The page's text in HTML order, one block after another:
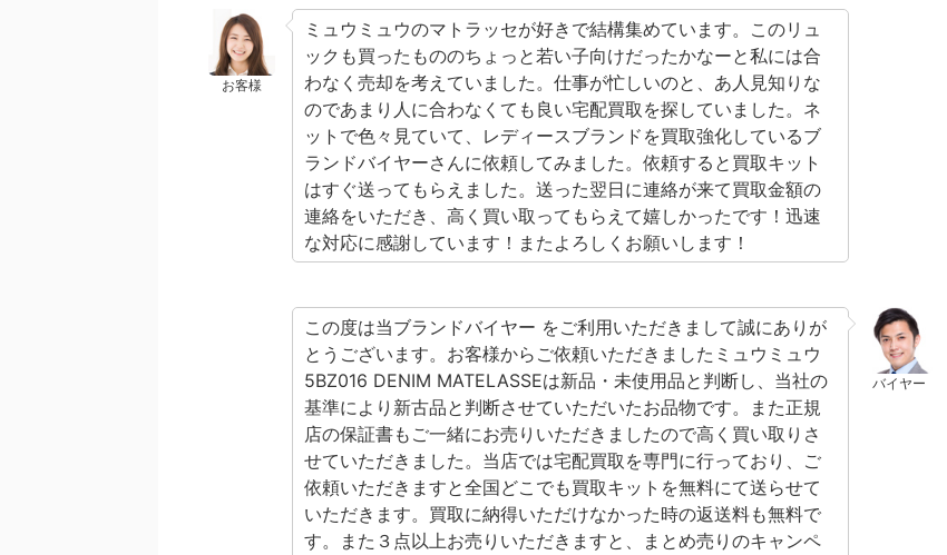
お客様
ミュウミュウのマトラッセが好きで結構集めています。このリュ
ックも買ったもののちょっと若い子向けだったかなーと私には合
わなく売却を考えていました。仕事が忙しいのと、あ人見知りな
のであまり人に合わなくても良い宅配買取を探していました。ネ
ットで色々見ていて、レディースブランドを買取強化しているブ
ランドバイヤーさんに依頼してみました。依頼すると買取キット
はすぐ送ってもらえました。送った翌日に連絡が来て買取金額の
連絡をいただき、高く買い取ってもらえて嬉しかったです！迅速
な対応に感謝しています！またよろしくお願いします！
バイヤー
この度は当ブランドバイヤー をご利用いただきまして誠にありが
とうございます。お客様からご依頼いただきましたミュウミュウ
5BZ016 DENIM MATELASSEは新品・未使用品と判断し、当社の
基準により新古品と判断させていただいたお品物です。また正規
店の保証書もご一緒にお売りいただきましたので高く買い取りさ
せていただきました。当店では宅配買取を専門に行っており、ご
依頼いただきますと全国どこでも買取キットを無料にて送らせて
いただきます。買取に納得いただけなかった時の返送料も無料で
す。また３点以上お売りいただきますと、まとめ売りのキャンペ